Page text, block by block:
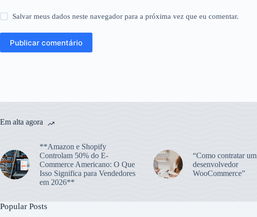
Salvar meus dados neste navegador para a próxima vez que eu comentar.
Publicar comentário
Em alta agora
**Amazon e Shopify
Controlam 50% do E-
Commerce Americano: O Que
Isso Significa para Vendedores
em 2026**
“Como contratar um
desenvolvedor
WooCommerce”
Popular Posts